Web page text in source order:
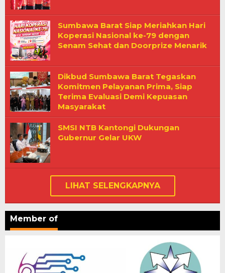
Sumbawa Barat Siap Meriahkan Hari
Koperasi Nasional ke-79 dengan
Senam Sehat dan Doorprize Menarik
Dikbud Sumbawa Barat Tegaskan
Komitmen Pelayanan Prima, Siap
Terima Evaluasi Demi Kepuasan
Masyarakat
SMSI NTB Kantongi Dukungan
Gubernur Gelar UKW
LIHAT SELENGKAPNYA
Member of